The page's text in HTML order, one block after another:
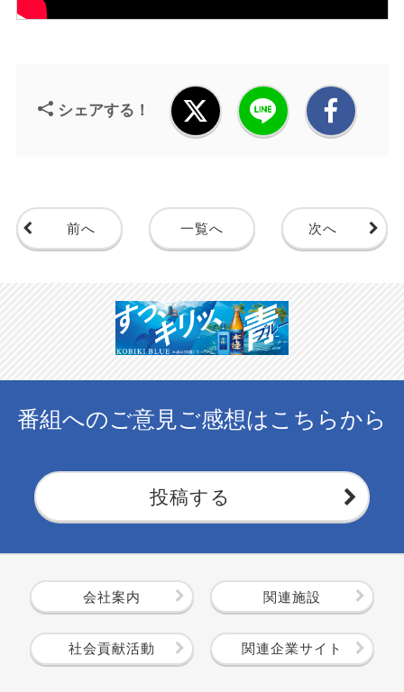
シェアする！
前へ 一覧へ 次へ
番組へのご意見ご感想はこちらから
投稿する
会社案内 関連施設
社会貢献活動 関連企業サイト